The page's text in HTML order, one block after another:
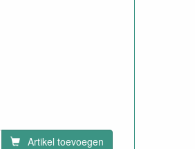
Artikel toevoegen